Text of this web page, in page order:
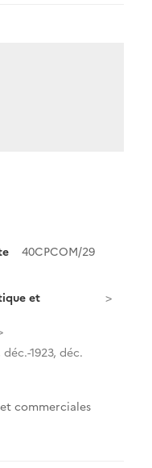
40CPCOM/29
et
déc.-1923, déc.
commerciales